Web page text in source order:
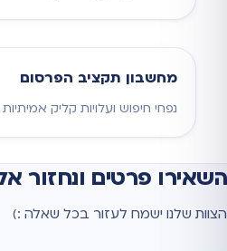
מחשבון תקציב הפרסום
נפחי חיפוש ועלויות קליק
השאירו פרטים ונחזור
הצוות שלנו ישמח לעזור בכל שאלה :)